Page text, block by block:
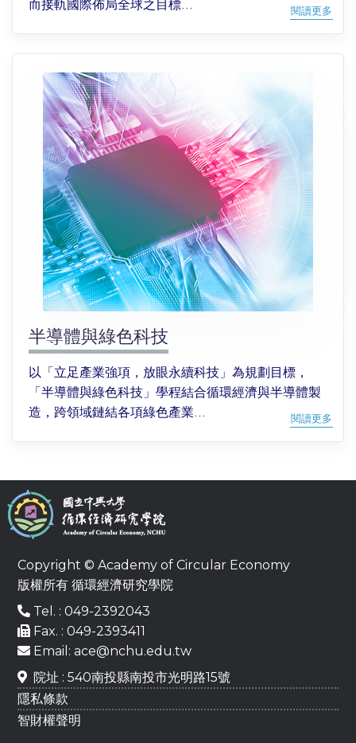
而接軌國際佈局全球之目標...
閱讀更多
半導體與綠色科技
以「立足產業強項，放眼永續科技」為規劃目標，
「半導體與綠色科技」學程結合循環經濟與半導體製
造，跨領域鏈結各項綠色產業...
閱讀更多
Copyright © Academy of Circular Economy
版權所有 循環經濟研究學院
Tel. : 049-2392043
Fax. : 049-2393411
Email: ace@nchu.edu.tw
院址 : 540南投縣南投市光明路15號
隱私條款
智財權聲明